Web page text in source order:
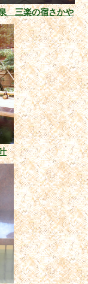
三楽の宿さかや